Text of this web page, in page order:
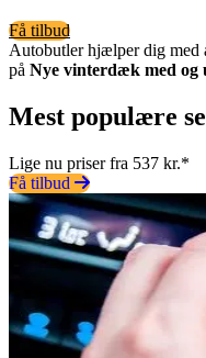
Få tilbud
Autobutler hjælper dig med
på Nye vinterdæk med og
Mest populære
Lige nu priser fra 537 kr.*
Få tilbud